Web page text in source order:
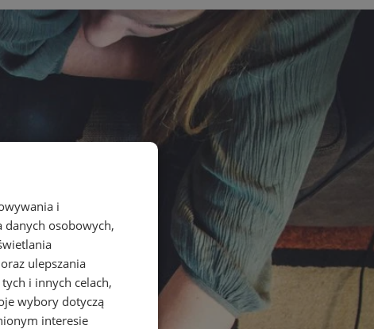
i
osobowych,
ulepszania
i innych celach,
wybory dotyczą
interesie